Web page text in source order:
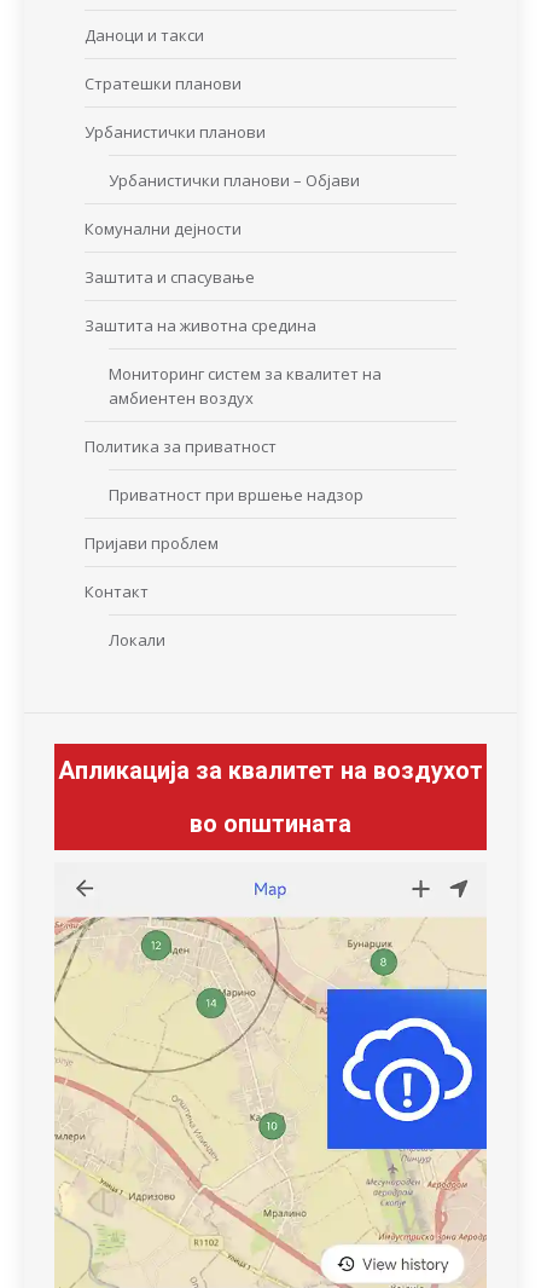
Даноци и такси
Стратешки планови
Урбанистички планови
Урбанистички планови – Објави
Комунални дејности
Заштита и спасување
Заштита на животна средина
Мониторинг систем за квалитет на
амбиентен воздух
Политика за приватност
Приватност при вршење надзор
Пријави проблем
Контакт
Локали
Апликација за квалитет на воздухот
во општината